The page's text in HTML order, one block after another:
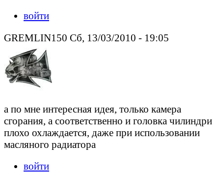
войти
GREMLIN150 Сб, 13/03/2010 - 19:05
а по мне интересная идея, только камера
сгорания, а соответственно и головка чилиндри
плохо охлаждается, даже при использовании
масляного радиатора
войти